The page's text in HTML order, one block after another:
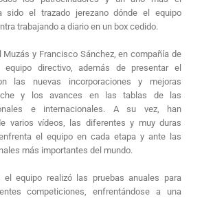
sido el trazado jerezano dónde el equipo
trabajando a diario en un box cedido.
Muzás y Francisco Sánchez, en compañía de
directivo, además de presentar el
las nuevas incorporaciones y mejoras
y los avances en las tablas de las
e internacionales. A su vez, han
varios vídeos, las diferentes y muy duras
el equipo en cada etapa y ante las
más importantes del mundo.
equipo realizó las pruebas anuales para
competiciones, enfrentándose a una